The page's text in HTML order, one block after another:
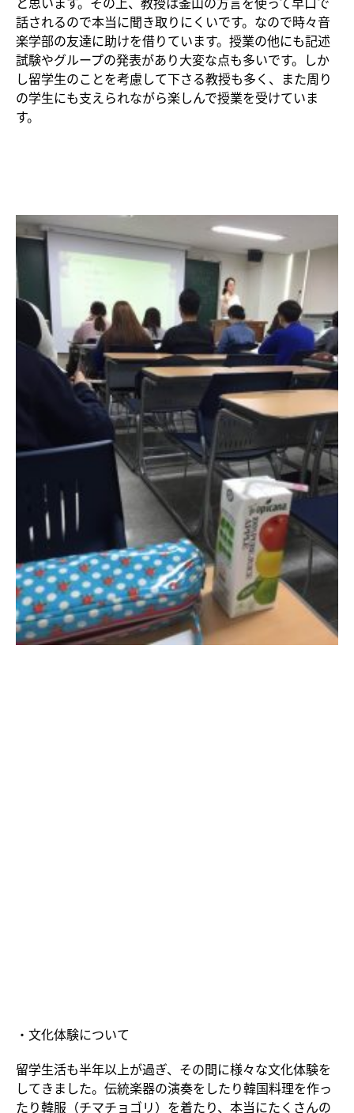
話されるので本当に聞き取りにくいです。なので時々音
楽学部の友達に助けを借りています。授業の他にも記述
試験やグループの発表があり大変な点も多いです。しか
し留学生のことを考慮して下さる教授も多く、また周り
の学生にも支えられながら楽しんで授業を受けていま
す。
・文化体験について
留学生活も半年以上が過ぎ、その間に様々な文化体験を
してきました。伝統楽器の演奏をしたり韓国料理を作っ
たり韓服（チマチョゴリ）を着たり、本当にたくさんの